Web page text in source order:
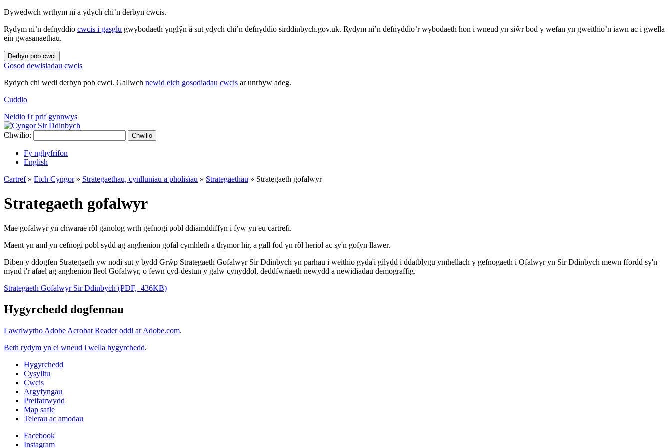
Dywedwch wrthym ni a ydych chi’n derbyn cwcis.
Rydym ni’n defnyddio cwcis i gasglu gwybodaeth ynglŷn â sut ydych chi’n defnyddio sirddinbych.gov.uk. Rydym ni’n defnyddio’r wybodaeth hon i wneud yn siŵr bod y wefan yn gweithio’n iawn ac i gwella
ein gwasanaethau.
Derbyn pob cwci
Gosod dewisiadau cwcis
Rydych chi wedi derbyn pob cwci. Gallwch newid eich gosodiadau cwcis ar unrhyw adeg.
Cuddio
Neidio i'r prif gynnwys
Chwilio: Chwilio
Fy nghyfrifon
English
Cartref» Eich Cyngor» Strategaethau, cynlluniau a pholisïau » Strategaethau » Strategaeth gofalwyr
Strategaeth gofalwyr
Mae gofalwyr yn chwarae rôl ganolog wrth gefnogi pobl ddiamddiffyn i fyw yn eu cartrefi.
Maent yn aml yn cefnogi pobl sydd ag anghenion gofal cymhleth a thymor hir, a gall fod yn rôl heriol ac sy'n gofyn llawer.
Diben y ddogfen Strategaeth yw nodi sut y bydd Grŵp Strategaeth Gofalwyr Sir Ddinbych yn parhau i weithio gyda'i gilydd i ddatblygu ymhellach y gefnogaeth i Ofalwyr yn Sir Ddinbych mewn ffordd sy'n
mynd i'r afael ag anghenion lleol Gofalwyr, o fewn cyd-destun y galw cynyddol, deddfwriaeth newydd a newidiadau demograffig.
Strategaeth Gofalwyr Sir Ddinbych (PDF, 436KB)
Hygyrchedd dogfennau
Lawrlwytho Adobe Acrobat Reader oddi ar Adobe.com.
Beth rydym yn ei wneud i wella hygyrchedd.
Hygyrchedd
Cysylltu
Cwcis
Argyfyngau
Preifatrwydd
Map safle
Telerau ac amodau
Facebook
Instagram